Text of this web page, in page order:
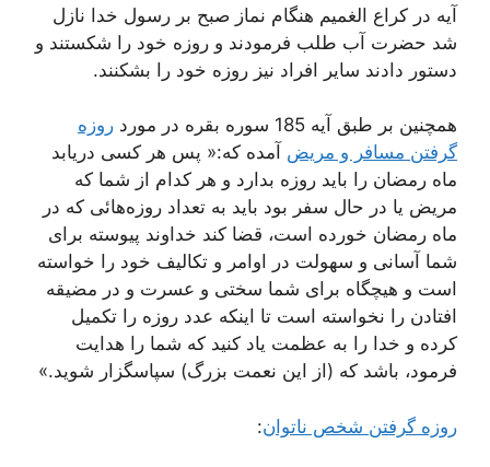
آیه در کراع الغمیم هنگام نماز صبح بر رسول خدا نازل
شد حضرت آب طلب فرمودند و روزه خود را شکستند و
دستور دادند سایر افراد نیز روزه خود را بشکنند.
همچنین بر طبق آیه 185 سوره بقره در مورد
روزه
گرفتن مسافر و مریض آمده که:« پس هر کسی دریابد
ماه رمضان را باید روزه بدارد و هر کدام‌ از شما که‌
مریض‌ یا در حال‌ سفر بود باید به‌ تعداد روزه‌هائی‌ که‌ در
ماه‌ رمضان‌ خورده‌ است‌، قضا کند خداوند پیوسته ‌برای
‌شما آسانی‌ و سهولت‌ در اوامر و تکالیف خود را خواسته
است و هیچگاه برای شما سختی و عسرت و در مضیقه
افتادن را نخواسته است تا اینکه عدد روزه را تکمیل
کرده و خدا را به عظمت یاد کنید که شما را هدایت
فرمود، باشد که (از این نعمت بزرگ) سپاسگزار شوید.»
روزه گرفتن شخص ناتوان: